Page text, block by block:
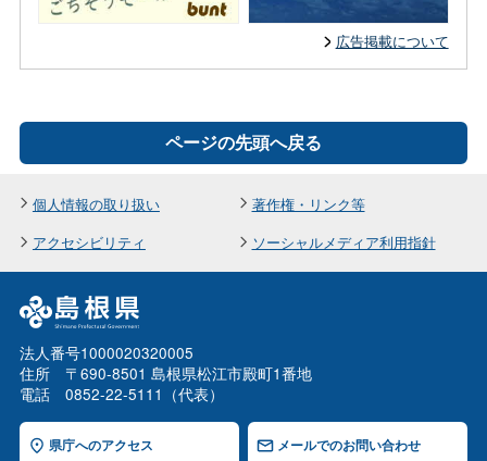
広告掲載について
ページの先頭へ戻る
個人情報の取り扱い
著作権・リンク等
アクセシビリティ
ソーシャルメディア利用指針
法人番号1000020320005
住所 〒690-8501 島根県松江市殿町1番地
電話 0852-22-5111（代表）
県庁へのアクセス メールでのお問い合わせ